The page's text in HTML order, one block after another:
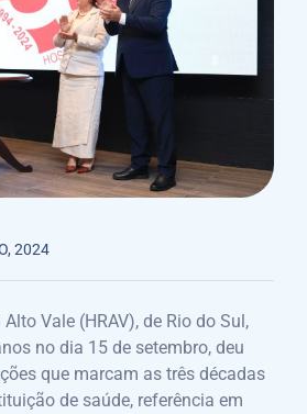
2024
Vale (HRAV), de Rio do Sul,
no dia 15 de setembro, deu
que marcam as três décadas
de saúde, referência em